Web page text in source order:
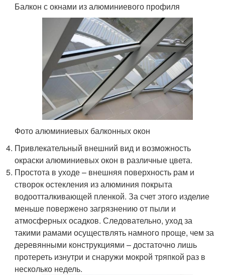
Балкон с окнами из алюминиевого профиля
Фото алюминиевых балконных окон
Привлекательный внешний вид и возможность
окраски алюминиевых окон в различные цвета.
Простота в уходе – внешняя поверхность рам и
створок остекления из алюминия покрыта
водоотталкивающей пленкой. За счет этого изделие
меньше повержено загрязнению от пыли и
атмосферных осадков. Следовательно, уход за
такими рамами осуществлять намного проще, чем за
деревянными конструкциями – достаточно лишь
протереть изнутри и снаружи мокрой тряпкой раз в
несколько недель.